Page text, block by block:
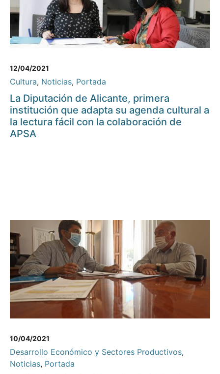
12/04/2021
Cultura, Noticias, Portada
La Diputación de Alicante, primera
institución que adapta su agenda cultural a
la lectura fácil con la colaboración de
APSA
10/04/2021
Desarrollo Económico y Sectores Productivos,
Noticias, Portada